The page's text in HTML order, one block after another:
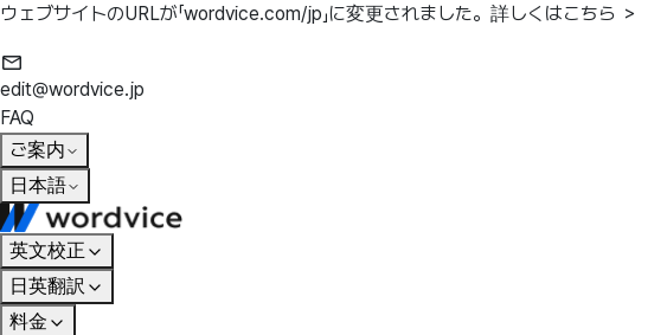
ウェブサイトのURLが「wordvice.com/jp」に変更されました。 詳しくはこちら ＞
edit@wordvice.jp
FAQ
ご案内
日本語
英文校正
日英翻訳
料金